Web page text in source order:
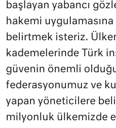
başlayan yabancı
hakemi
belirtmek isteriz.
kademelerinde Türk
güvenin önemli
federasyonumuz ve
yapan yöneticilere
milyonluk ülkemizde